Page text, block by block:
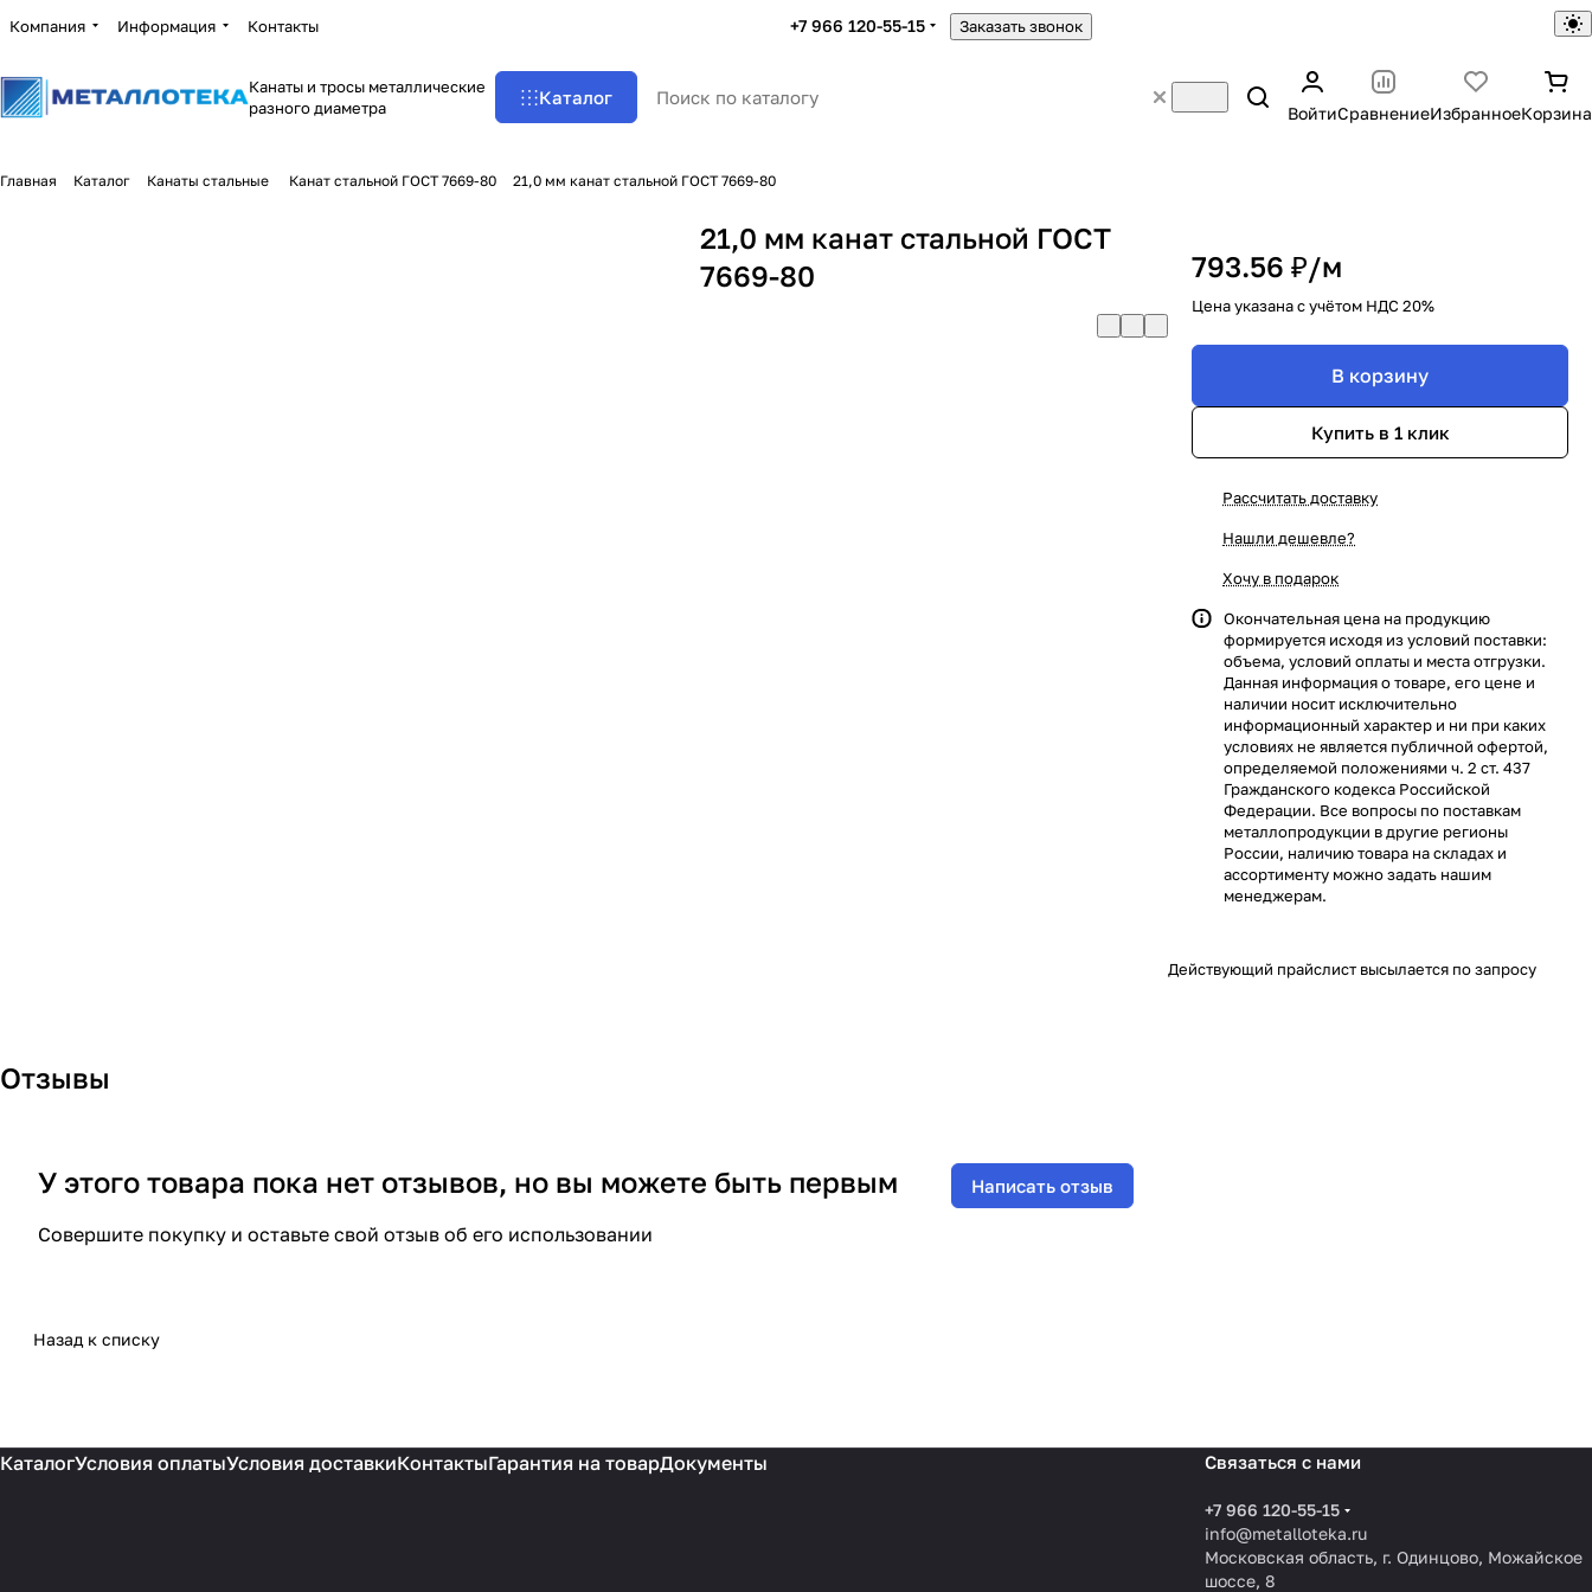
Компания Информация Контакты +7 966 120-55-15 Заказать звонок
Канаты и тросы металлические
разного диаметра
Каталог
ВойтиСравнениеИзбранноеКорзина
Главная Каталог Канаты стальные Канат стальной ГОСТ 7669-80 21,0 мм канат стальной ГОСТ 7669-80
21,0 мм канат стальной ГОСТ
7669-80
793.56 ₽/м
Цена указана с учётом НДС 20%
В корзину
Купить в 1 клик
Рассчитать доставку
Нашли дешевле?
Хочу в подарок
Окончательная цена на продукцию
формируется исходя из условий поставки:
объема, условий оплаты и места отгрузки.
Данная информация о товаре, его цене и
наличии носит исключительно
информационный характер и ни при каких
условиях не является публичной офертой,
определяемой положениями ч. 2 ст. 437
Гражданского кодекса Российской
Федерации. Все вопросы по поставкам
металлопродукции в другие регионы
России, наличию товара на складах и
ассортименту можно задать нашим
менеджерам.
Действующий прайслист высылается по запросу
Отзывы
У этого товара пока нет отзывов, но вы можете быть первым
Совершите покупку и оставьте свой отзыв об его использовании
Написать отзыв
Назад к списку
КаталогУсловия оплатыУсловия доставкиКонтактыГарантия на товарДокументы Связаться с нами
+7 966 120-55-15
info@metalloteka.ru
Московская область, г. Одинцово, Можайское
шоссе, 8